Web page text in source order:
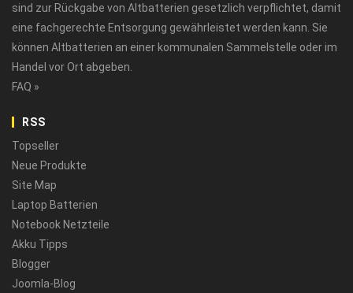
sind zur Rückgabe von Altbatterien gesetzlich verpflichtet, damit
eine fachgerechte Entsorgung gewährleistet werden kann. Sie
können Altbatterien an einer kommunalen Sammelstelle oder im
Handel vor Ort abgeben.
FAQ »
RSS
Topseller
Neue Produkte
Site Map
Laptop Batterien
Notebook Netzteile
Akku Tipps
Blogger
Joomla-Blog